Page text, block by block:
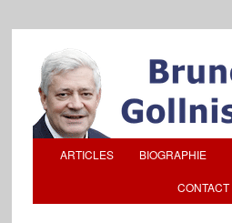
ARTICLES BIOGRAPHIE
CONTACT